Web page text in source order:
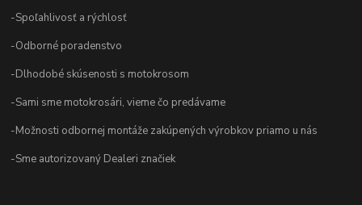
-Spoľahlivosť a rýchlosť
-Odborné poradenstvo
-Dlhodobé skúsenosti s motokrosom
-Sami sme motokrosári, vieme čo predávame
-Možnosti odbornej montáže zakúpených výrobkov priamo u nás
-Sme autorizovaný Dealeri značiek